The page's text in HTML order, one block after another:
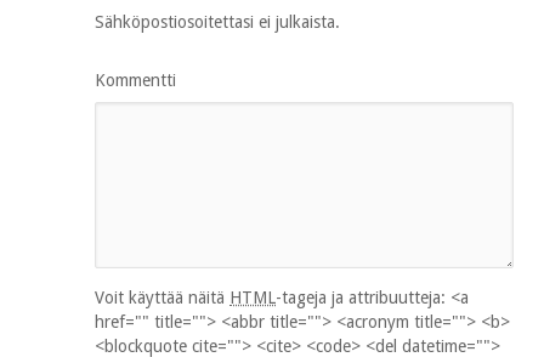
Sähköpostiosoitettasi ei julkaista.
Kommentti
Voit käyttää näitä HTML-tageja ja attribuutteja: <a
href="" title=""> <abbr title=""> <acronym title=""> <b>
<blockquote cite=""> <cite> <code> <del datetime="">